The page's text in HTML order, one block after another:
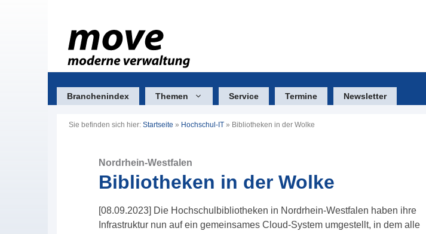
Branchenindex Themen Service Termine Newsletter
Sie befinden sich hier: Startseite » Hochschul-IT » Bibliotheken in der Wolke
Nordrhein-Westfalen
Bibliotheken in der Wolke
[08.09.2023] Die Hochschulbibliotheken in Nordrhein-Westfalen haben ihre
Infrastruktur nun auf ein gemeinsames Cloud-System umgestellt, in dem alle